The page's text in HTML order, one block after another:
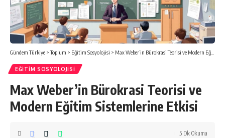
Gündem Türkiye >Toplum > Eğitim Sosyolojisi > Max Weber’in Bürokrasi Teorisi ve Modern Eğitim Sistemlerine Etkisi
EĞITIM SOSYOLOJISI
Max Weber’in Bürokrasi Teorisi ve
Modern Eğitim Sistemlerine Etkisi
5 Dk Okuma